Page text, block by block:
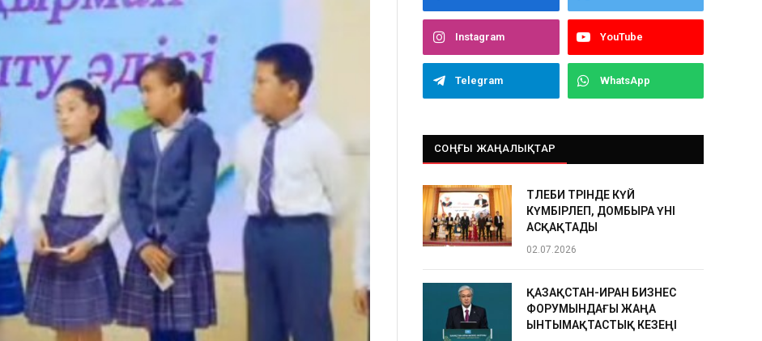
Instagram YouTube
Telegram WhatsApp
СОҢҒЫ ЖАҢАЛЫҚТАР
ТӨЛЕБИ ТӨРІНДЕ КҮЙ
КҮМБІРЛЕП, ДОМБЫРА ҮНІ
АСҚАҚТАДЫ
02.07.2026
ҚАЗАҚСТАН-ИРАН БИЗНЕС
ФОРУМЫНДАҒЫ ЖАҢА
ЫНТЫМАҚТАСТЫҚ КЕЗЕҢІ